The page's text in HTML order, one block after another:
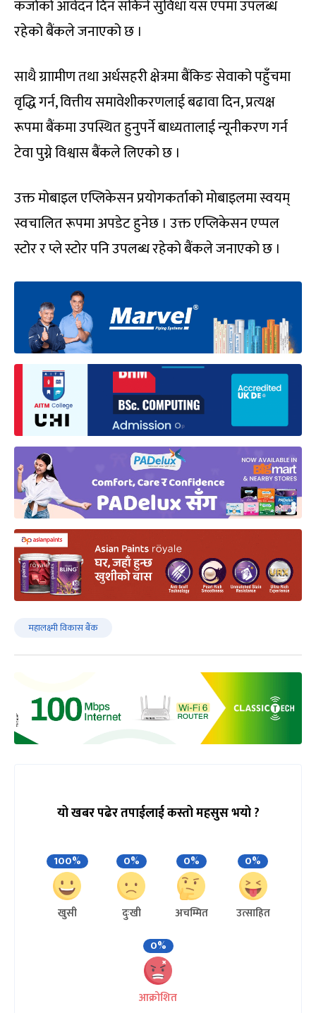
कर्जाको आवेदन दिन सकिने सुविधा यस एपमा उपलब्ध
रहेको बैंकले जनाएको छ ।
साथै ग्राामीण तथा अर्धसहरी क्षेत्रमा बैंकिङ सेवाको पहुँचमा
वृद्धि गर्न, वित्तीय समावेशीकरणलाई बढावा दिन, प्रत्यक्ष
रूपमा बैंकमा उपस्थित हुनुपर्ने बाध्यतालाई न्यूनीकरण गर्न
टेवा पुग्ने विश्वास बैंकले लिएको छ ।
उक्त मोबाइल एप्लिकेसन प्रयोगकर्ताको मोबाइलमा स्वयम्
स्वचालित रूपमा अपडेट हुनेछ । उक्त एप्लिकेसन एप्पल
स्टोर र प्ले स्टोर पनि उपलब्ध रहेको बैंकले जनाएको छ ।
महालक्ष्मी विकास बैंक
यो खबर पढेर तपाईलाई कस्तो महसुस भयो ?
100%
खुसी
0%
दुःखी
0%
अचम्मित
0%
उत्साहित
0%
आक्रोशित